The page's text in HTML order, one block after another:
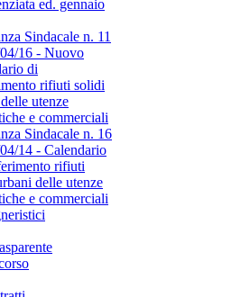
ed. gennaio
Sindacale n. 11
16 - Nuovo
di
rifiuti solidi
utenze
e commerciali
Sindacale n. 16
14 - Calendario
rifiuti
delle utenze
e commerciali